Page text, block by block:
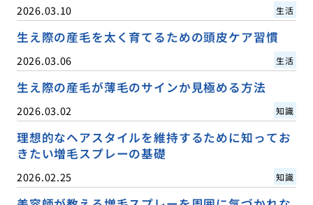
2026.03.10 生活
生え際の産毛を太く育てるための頭皮ケア習慣
2026.03.06 生活
生え際の産毛が薄毛のサインか見極める方法
2026.03.02 知識
理想的なヘアスタイルを維持するために知ってお
きたい増毛スプレーの基礎
2026.02.25 知識